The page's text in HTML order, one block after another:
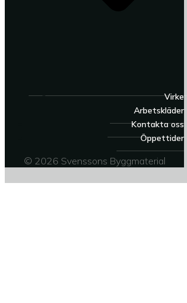
Virke
Arbetskläder
Kontakta oss
Öppettider
© 2026 Svenssons Byggmaterial